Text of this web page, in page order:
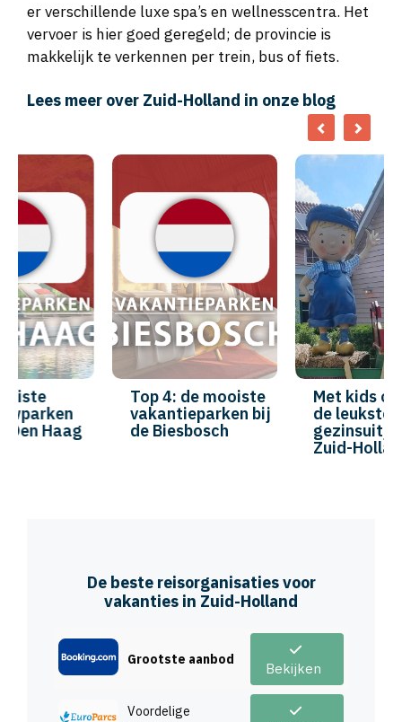
er verschillende luxe spa’s en wellnesscentra. Het
vervoer is hier goed geregeld; de provincie is
makkelijk te verkennen per trein, bus of fiets.
Lees meer over Zuid-Holland in onze blog
Top 4: de mooiste
vakantieparken bij
de Biesbosch
Met kids op stap:
de leukste
gezinsuitjes in
Zuid-Holland
De beste reisorganisaties voor
vakanties in Zuid-Holland
Grootste aanbod
Bekijken
Voordelige